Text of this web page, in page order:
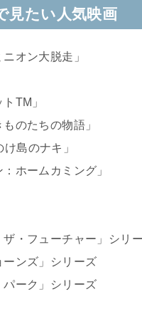
見たい人気映画
オン大脱走」
TM」
のたちの物語」
島のナキ」
：ホームカミング」
ザ・フューチャー」シリ
ーンズ」シリーズ
パーク」シリーズ